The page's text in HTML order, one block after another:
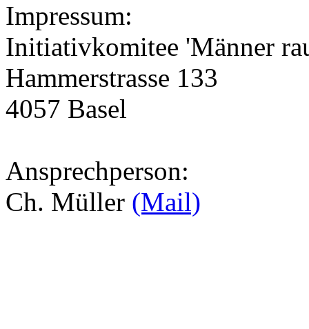
Impressum:
Initiativkomitee 'Männer
Hammerstrasse 133
4057 Basel
Ansprechperson:
Ch. Müller (Mail)